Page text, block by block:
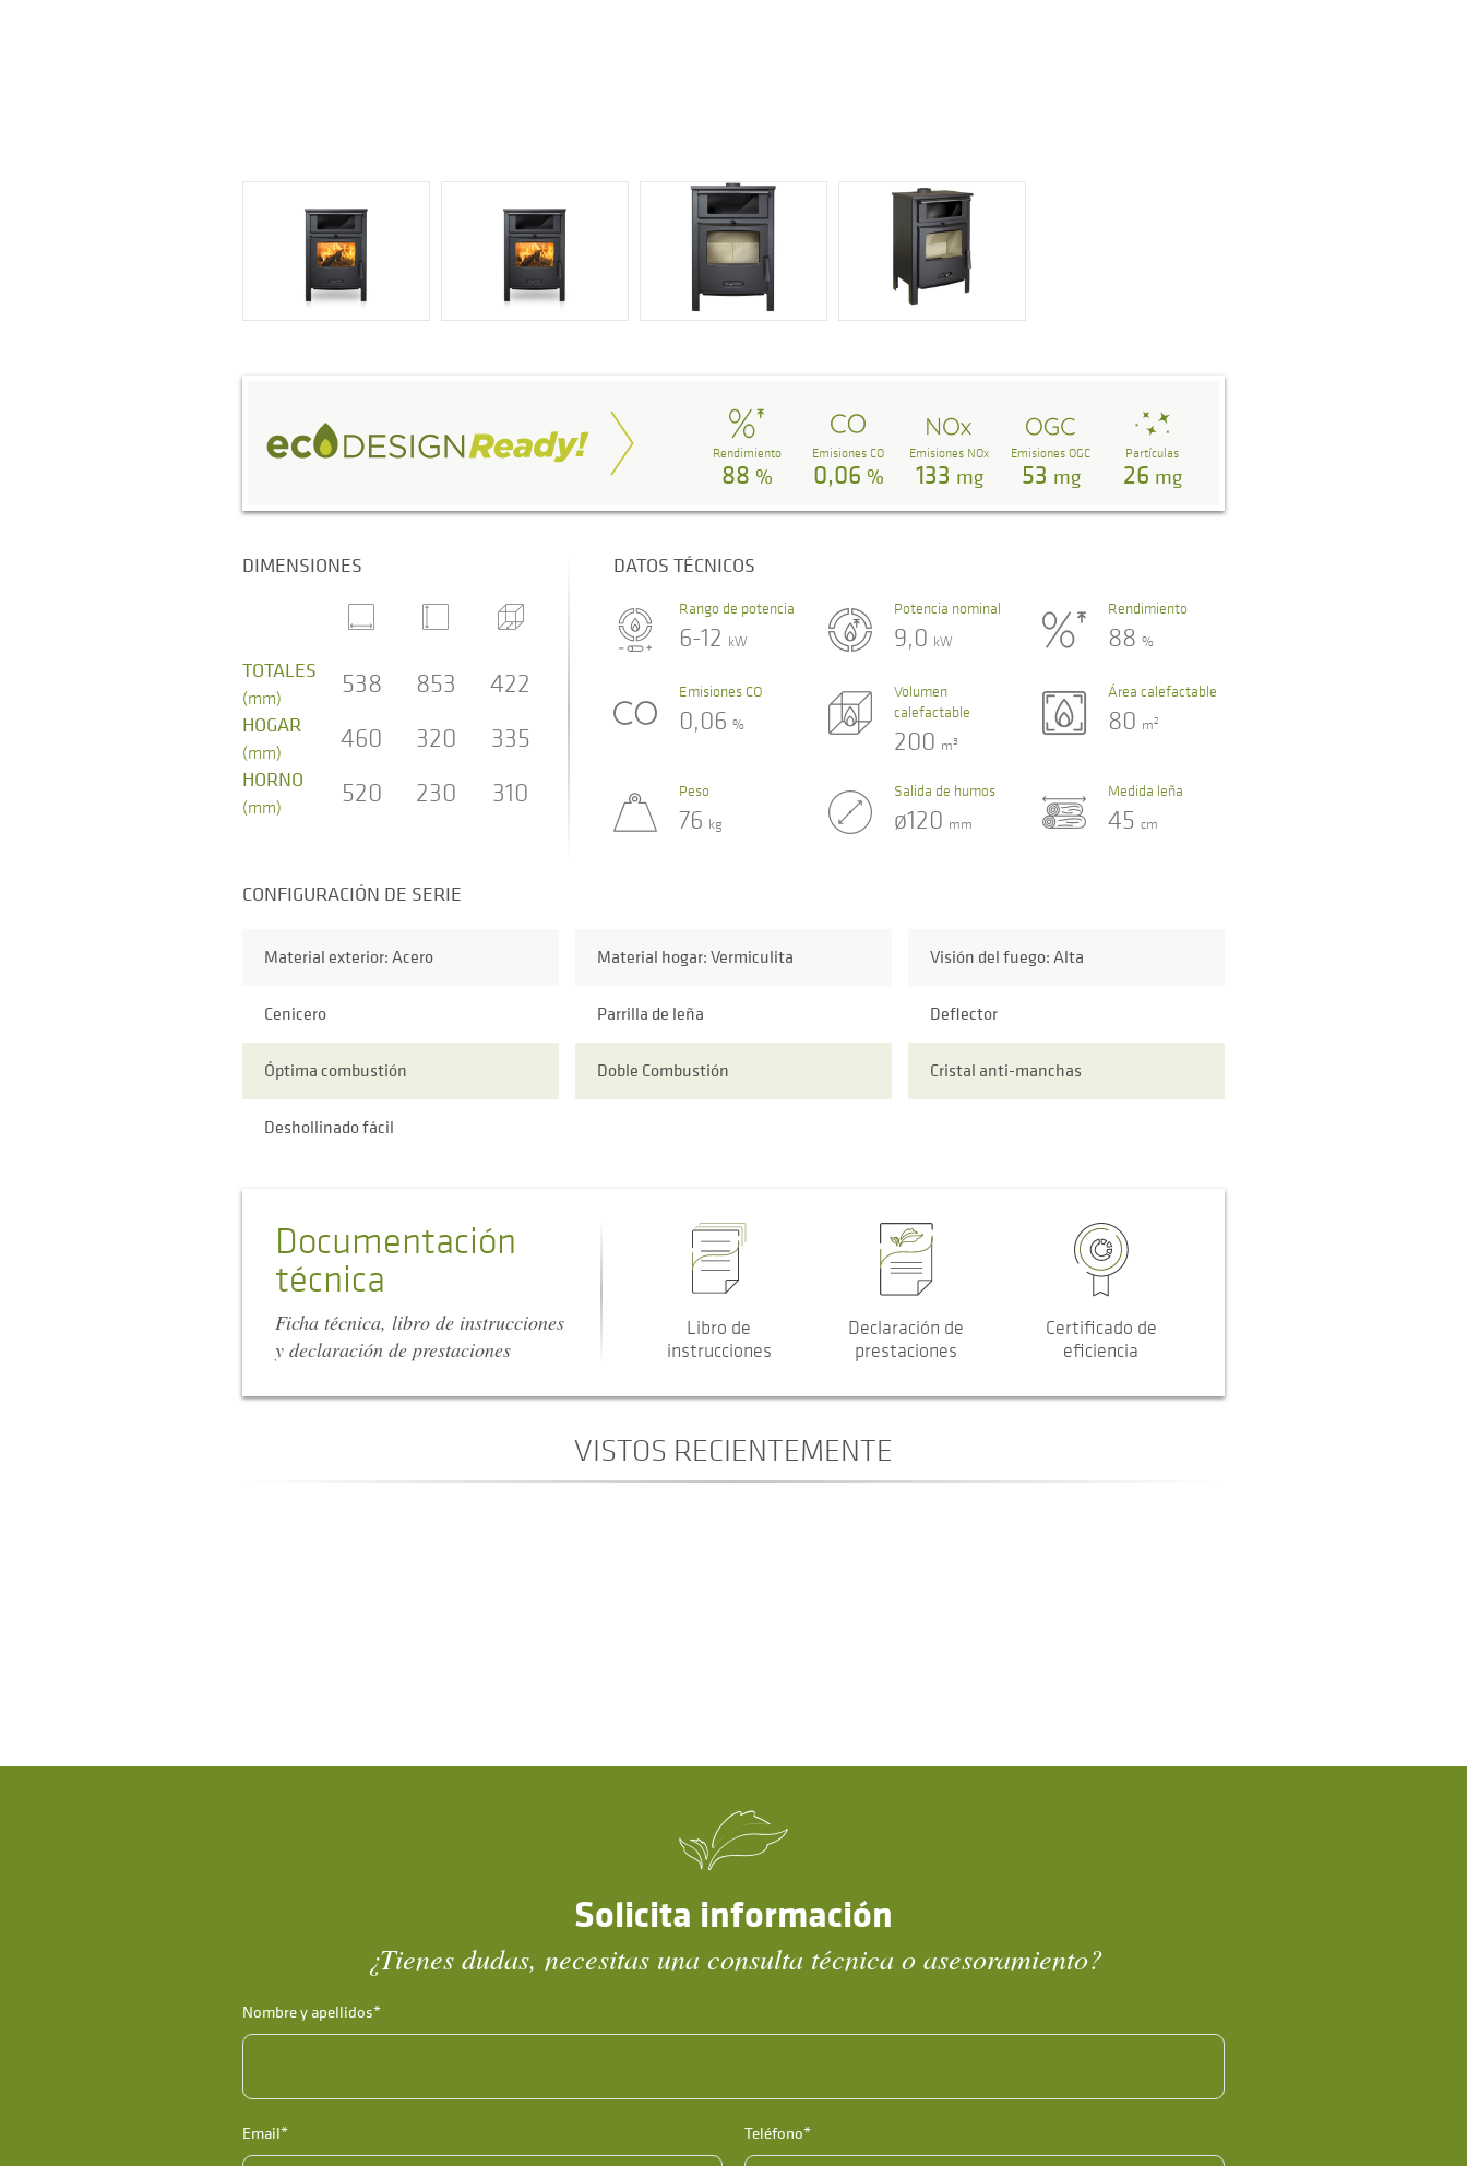
Rendimiento
88 %
Emisiones CO
0,06 %
Emisiones NOx
133 mg
Emisiones OGC
53 mg
Partículas
26 mg
DIMENSIONES
TOTALES
(mm) 538 853 422
HOGAR
(mm) 460 320 335
HORNO
(mm) 520 230 310
DATOS TÉCNICOS
Rango de potencia
6-12 kW
Potencia nominal
9,0 kW
Rendimiento
88%
Emisiones CO
0,06 %
Volumen
calefactable
200 m3
Área calefactable
80 m2
Peso
76 kg
Salida de humos
ø120 mm
Medida leña
45cm
CONFIGURACIÓN DE SERIE
Material exterior: Acero Material hogar: Vermiculita Visión del fuego: Alta
Cenicero Parrilla de leña Deflector
Óptima combustión Doble Combustión Cristal anti-manchas
Deshollinado fácil
Documentación
técnica
Ficha técnica, libro de instrucciones
y declaración de prestaciones
Libro de
instrucciones
Declaración de
prestaciones
Certificado de
eficiencia
VISTOS RECIENTEMENTE
Solicita información
¿Tienes dudas, necesitas una consulta técnica o asesoramiento?
Nombre y apellidos*
Email* Teléfono*